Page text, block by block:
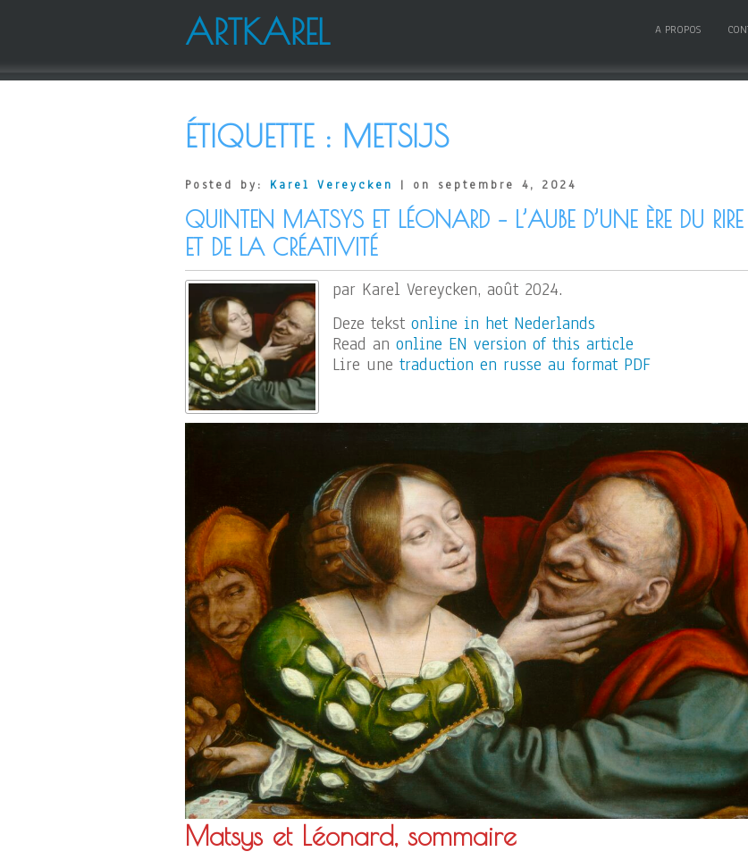
ARTKAREL A PROPOS
ÉTIQUETTE : METSIJS
Posted by: Karel Vereycken | on septembre 4, 2024
QUINTEN MATSYS ET LÉONARD – L’AUBE D’UNE ÈRE DU RIRE
ET DE LA CRÉATIVITÉ
par Karel Vereycken, août 2024.
Deze tekst online in het Nederlands
Read an online EN version of this article
Lire une traduction en russe au format PDF
Matsys et Léonard, sommaire